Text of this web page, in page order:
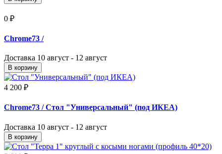
0 ₽
Chrome73 /
Доставка 10 август - 12 август
В корзину
4 200 ₽
Chrome73 / Стол "Универсальный" (под ИКЕА)
Доставка 10 август - 12 август
В корзину